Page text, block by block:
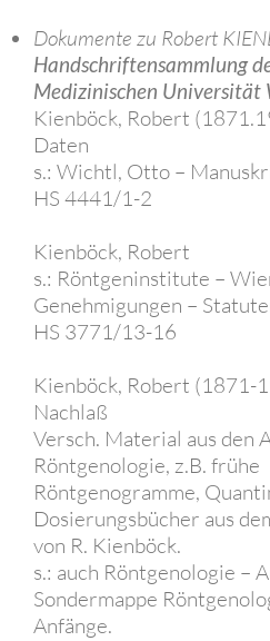
Dokumente zu Robert
Handschriftensammlung
Medizinischen Universität
Kienböck, Robert
Daten
s.: Wichtl, Otto –
HS 4441/1-2
Kienböck, Robert
s.: Röntgeninstitute –
Genehmigungen –
HS 3771/13-16
Kienböck, Robert (1871-
Nachlaß
Versch. Material aus den
Röntgenologie, z.B. frühe
Röntgenogramme,
Dosierungsbücher aus
von R. Kienböck.
s.: auch Röntgenologie –
Sondermappe
Anfänge.